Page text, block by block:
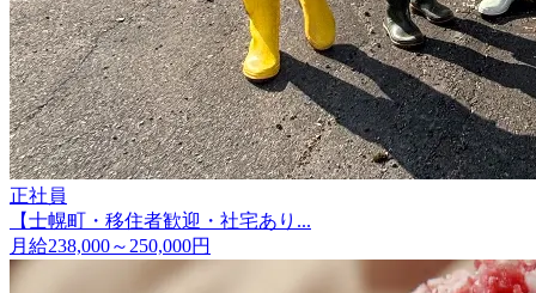
正社員
【士幌町・移住者歓迎・社宅あり...
月給238,000～250,000円